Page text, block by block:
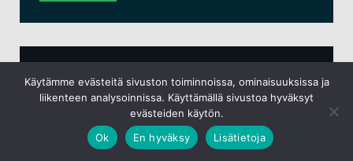
TEKNIIKKAPODCAST
Käytämme evästeitä sivuston toiminnoissa, ominaisuuksissa ja
liikenteen analysoinnissa. Käyttämällä sivustoa hyväksyt
evästeiden käytön.
Ok
En hyväksy Lisätietoja